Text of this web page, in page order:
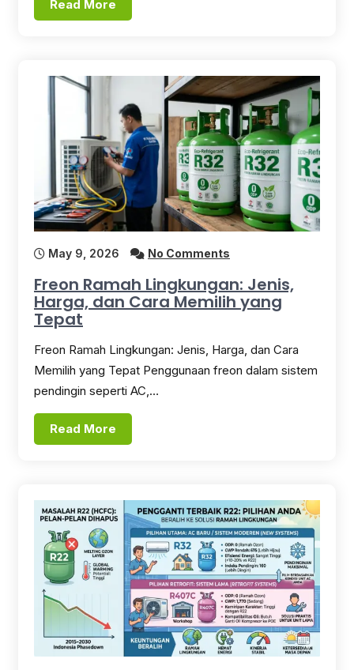
Read More
May 9, 2026 No Comments
Freon Ramah Lingkungan: Jenis,
Harga, dan Cara Memilih yang
Tepat
Freon Ramah Lingkungan: Jenis, Harga, dan Cara
Memilih yang Tepat Penggunaan freon dalam sistem
pendingin seperti AC,…
Read More